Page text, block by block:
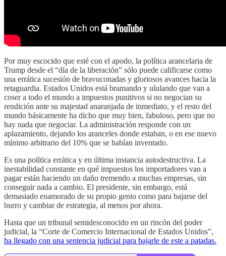
Por muy escocido que esté con el apodo, la política arancelaria de
Trump desde el “día de la liberación” sólo puede calificarse como
una errática sucesión de bravuconadas y gloriosos avances hacia la
retaguardia. Estados Unidos está bramando y ululando que van a
coser a todo el mundo a impuestos punitivos si no negocian su
rendición ante su majestad anaranjada de inmediato, y el resto del
mundo básicamente ha dicho que muy bien, fabuloso, pero que no
hay nada que negociar. La administración responde con un
aplazamiento, dejando los aranceles donde estaban, o en ese nuevo
mínimo arbitrario del 10% que se habían inventado.
Es una política errática y en última instancia autodestructiva. La
inestabilidad constante en qué impuestos los importadores van a
pagar están haciendo un daño tremendo a muchas empresas, sin
conseguir nada a cambio. El presidente, sin embargo, está
demasiado enamorado de su propio genio como para bajarse del
burro y cambiar de estrategia, al menos por ahora.
Hasta que un tribunal semidesconocido en un rincón del poder
judicial, la “Corte de Comercio Internacional de Estados Unidos”,
ha llegado con una sentencia judicial para bajarle de este a patadas.